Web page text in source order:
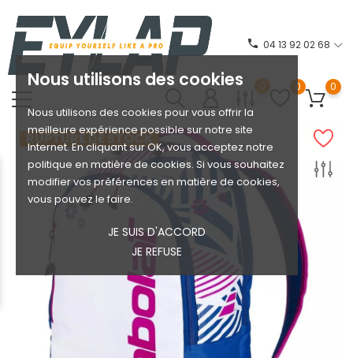
Nous utilisons des cookies
Nous utilisons des cookies pour vous offrir la
meilleure expérience possible sur notre site
Internet. En cliquant sur OK, vous acceptez notre
politique en matière de cookies. Si vous souhaitez
modifier vos préférences en matière de cookies,
vous pouvez le faire.
JE SUIS D'ACCORD
JE REFUSE
phone 04 13 92 02 68
0 0 0
RUPTURE DE STOCK